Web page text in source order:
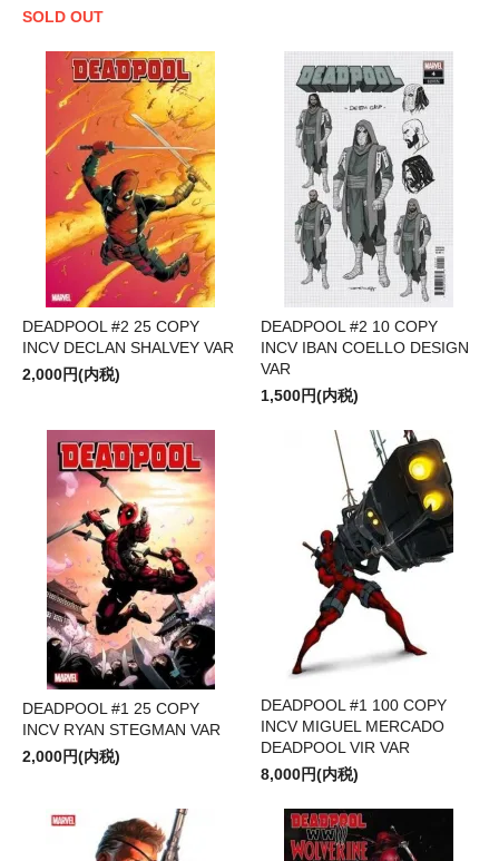
SOLD OUT
DEADPOOL #2 25 COPY
INCV DECLAN SHALVEY VAR
2,000円(内税)
DEADPOOL #2 10 COPY
INCV IBAN COELLO DESIGN
VAR
1,500円(内税)
DEADPOOL #1 25 COPY
INCV RYAN STEGMAN VAR
2,000円(内税)
DEADPOOL #1 100 COPY
INCV MIGUEL MERCADO
DEADPOOL VIR VAR
8,000円(内税)